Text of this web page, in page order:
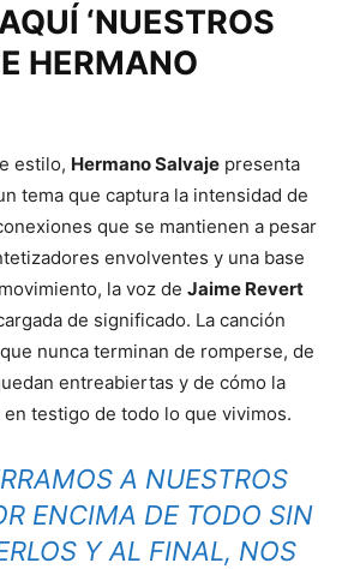
‘NUESTROS
HERMANO
estilo, Hermano Salvaje presenta
tema que captura la intensidad de
que se mantienen a pesar
envolventes y una base
la voz de Jaime Revert
de significado. La canción
nunca terminan de romperse, de
entreabiertas y de cómo la
testigo de todo lo que vivimos.
A NUESTROS
ENCIMA DE TODO SIN
Y AL FINAL, NOS